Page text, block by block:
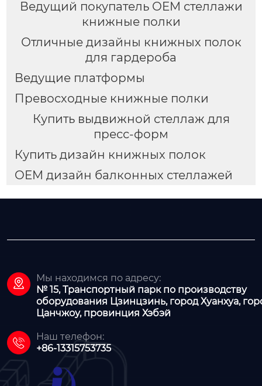
Ведущий покупатель OEM стеллажи
книжные полки
Отличные дизайны книжных полок
для гардероба
Ведущие платформы
Превосходные книжные полки
Купить выдвижной стеллаж для
пресс-форм
Купить дизайн книжных полок
OEM дизайн балконных стеллажей

Мы находимся по адресу:
№ 15, Транспортный парк по производству
оборудования Цзинцзинь, город Хуанхуа,
Цанчжоу, провинция Хэбэй

Наш телефон:
+86-13315753735